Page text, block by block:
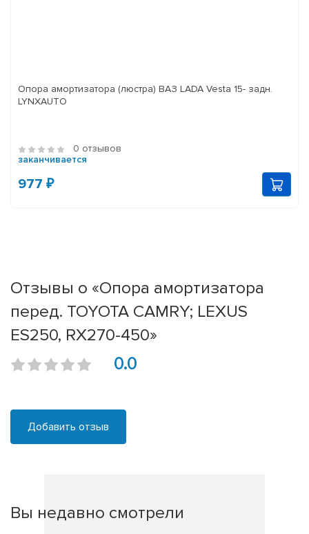
Опора амортизатора (люстра) ВАЗ LADA Vesta 15- задн.
LYNXAUTO
0 отзывов
заканчивается
977 ₽
Отзывы о «Опора амортизатора
перед. TOYOTA CAMRY; LEXUS
ES250, RX270-450»
0.0
Добавить отзыв
Вы недавно смотрели